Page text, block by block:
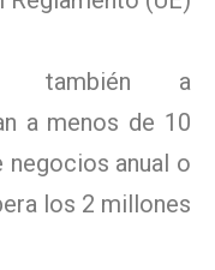
también a
a menos de 10
negocios anual o
los 2 millones